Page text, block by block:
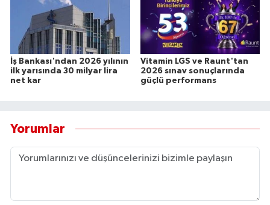
İş Bankası'ndan 2026 yılının
ilk yarısında 30 milyar lira
net kar
Vitamin LGS ve Raunt'tan
2026 sınav sonuçlarında
güçlü performans
Yorumlar